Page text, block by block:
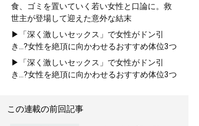
食、ゴミを置いていく若い女性と口論に。救
世主が登場して迎えた意外な結末
▶「深く激しいセックス」で女性がドン引
き...?女性を絶頂に向かわせるおすすめ体位3つ
▶「深く激しいセックス」で女性がドン引
き...?女性を絶頂に向かわせるおすすめ体位3つ
この連載の前回記事